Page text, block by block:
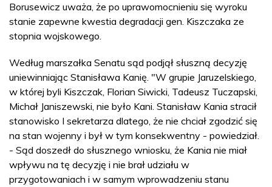
Borusewicz uważa, że po uprawomocnieniu się wyroku
stanie zapewne kwestia degradacji gen. Kiszczaka ze
stopnia wojskowego.
Według marszałka Senatu sąd podjął słuszną decyzję
uniewinniając Stanisława Kanię. "W grupie Jaruzelskiego,
w której byli Kiszczak, Florian Siwicki, Tadeusz Tuczapski,
Michał Janiszewski, nie było Kani. Stanisław Kania stracił
stanowisko I sekretarza dlatego, że nie chciał zgodzić się
na stan wojenny i był w tym konsekwentny - powiedział.
- Sąd doszedł do słusznego wniosku, że Kania nie miał
wpływu na tę decyzję i nie brał udziału w
przygotowaniach i w samym wprowadzeniu stanu